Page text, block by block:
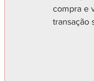
compra e
transação